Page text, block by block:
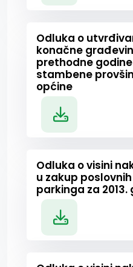
Odluka o
konačne
prethodne
stambene
općine
Odluka o visini
u zakup
parkinga za 2013.